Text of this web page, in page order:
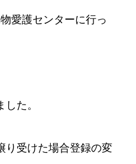
愛護センターに行っ
た。
り受けた場合登録の変